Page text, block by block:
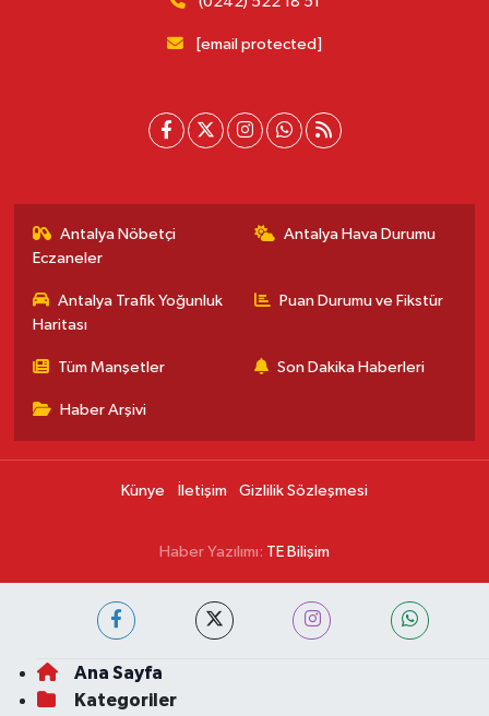
[email protected]
Antalya Nöbetçi
Eczaneler
Antalya Hava Durumu
Antalya Trafik Yoğunluk
Haritası
Puan Durumu ve Fikstür
Tüm Manşetler Son Dakika Haberleri
Haber Arşivi
Künye İletişim Gizlilik Sözleşmesi
Haber Yazılımı: TE Bilişim
Ana Sayfa
Kategoriler